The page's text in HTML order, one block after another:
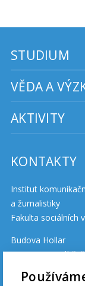
STUDIUM
VĚDA A
AKTIVITY
KONTAKTY
Institut
a žurnalistiky
Fakulta sociálních
Budova Hollar
Smetanovo
110 01 Praha 1